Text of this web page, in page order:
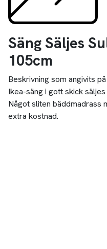
Säng Säljes
105cm
Beskrivning som angivits
Ikea-säng i gott skick
Något sliten bäddmadrass
extra kostnad.